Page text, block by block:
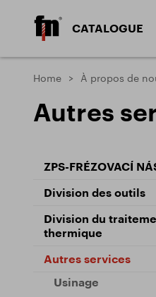
CATALOGUE
Fraises à queue
Fraises coniques
Matériaux
Problèmes et solutions
DIVISION
ZPS-FRÉZOVACÍ
Home À propos de
Autres
ZPS-FRÉZOVACÍ
Division des outils
Division du
thermique
Autres services
Usinage